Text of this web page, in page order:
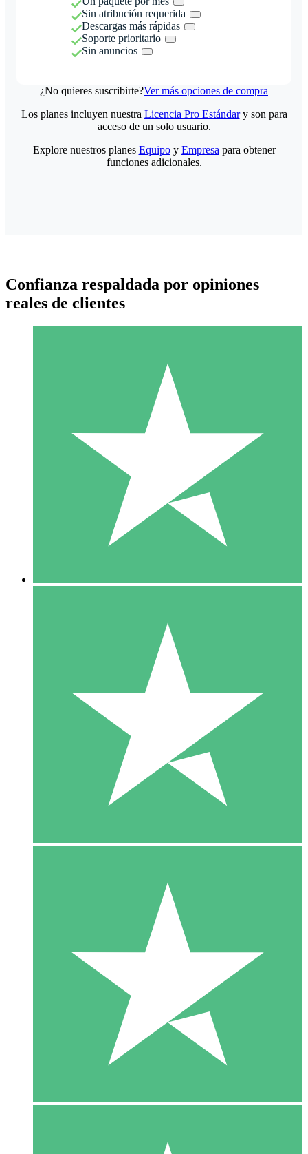
Sin atribución requerida
Descargas más rápidas
Soporte prioritario
Sin anuncios
¿No quieres suscribirte?Ver más opciones de compra
Paquetes de Créditos Individuales
Paga según el uso con créditos de descarga. Sin compromiso
10 00
10 Descargas
20 00
Los planes incluyen nuestra Licencia Pro Estándary son para
acceso de un solo usuario.
Explore nuestros planes Equipoy Empresa para obtener
funciones adicionales.
Confianza respaldada por opiniones
reales de clientes